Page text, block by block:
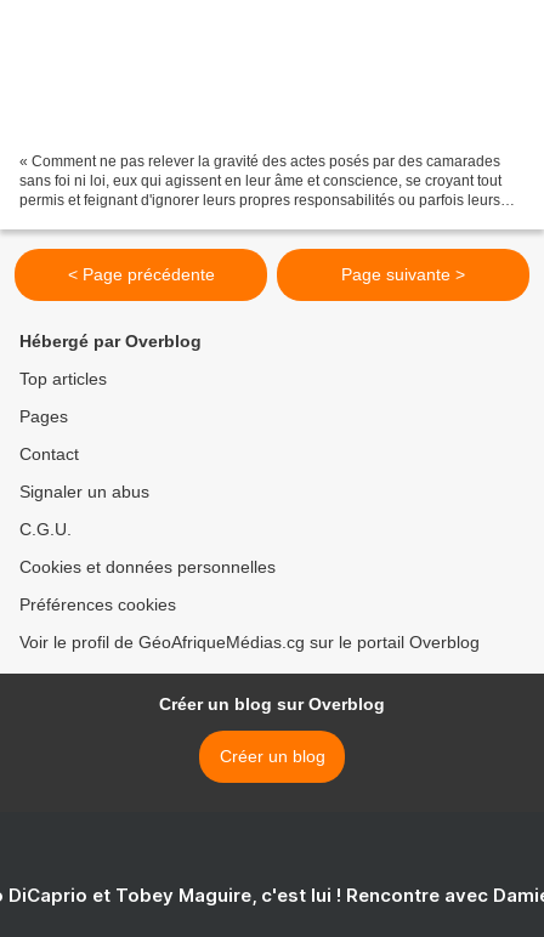
« Comment ne pas relever la gravité des actes posés par des camarades
sans foi ni loi, eux qui agissent en leur âme et conscience, se croyant tout
permis et feignant d'ignorer leurs propres responsabilités ou parfois leurs
< Page précédente Page suivante >
Hébergé par Overblog
Top articles
Pages
Contact
Signaler un abus
C.G.U.
Cookies et données personnelles
Préférences cookies
Voir le profil de GéoAfriqueMédias.cg sur le portail Overblog
Créer un blog sur Overblog
Créer un blog
DiCaprio et Tobey Maguire, c'est lui ! Rencontre avec